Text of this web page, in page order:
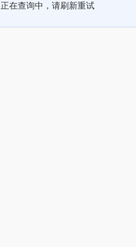
正在查询中，请刷新重试